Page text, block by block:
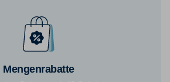
Mengenrabatte